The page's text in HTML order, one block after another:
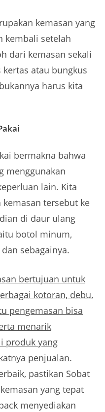
kemasan yang
kembali setelah
dari kemasan sekali
atau bungkus
harus kita
bermakna bahwa
menggunakan
lain. Kita
tersebut ke
di daur ulang
botol minum,
sebagainya.
bertujuan untuk
kotoran, debu,
pengemasan bisa
menarik
produk yang
penjualan.
pastikan Sobat
yang tepat
menyediakan